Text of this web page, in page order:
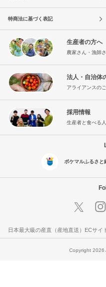
特商法に基づく表記
生産者の方へ
農家さん・漁師
法人・自治体
アライアンスの
採用情報
生産者と食べる
ポケマルふるさと
日本最大級の産直（産地直送）ECサイ
Copyright 2026